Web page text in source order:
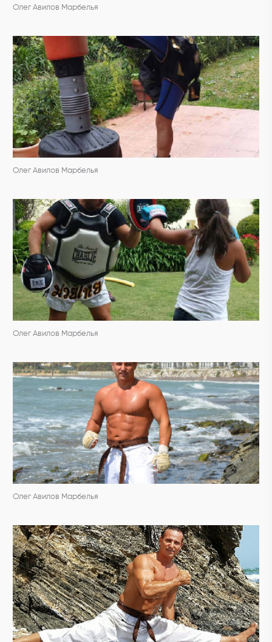
Олег Авилов Марбелья
Олег Авилов Марбелья
Олег Авилов Марбелья
Олег Авилов Марбелья